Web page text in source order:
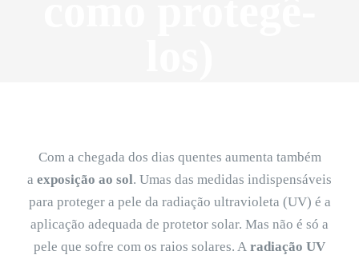
Com a chegada dos dias quentes aumenta também
a exposição ao sol. Umas das medidas indispensáveis
para proteger a pele da radiação ultravioleta (UV) é a
aplicação adequada de protetor solar. Mas não é só a
pele que sofre com os raios solares. A radiação UV